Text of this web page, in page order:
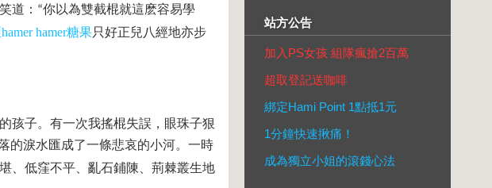
道： “你以為雙截棍就這麽容易學
hamer hamer糖果只好正兒八經地亦步
孩子。有一次我搖棍失誤，眼珠子狠
的淚水匯成了一條悲哀的小河。一時
、低窪不平、亂石鋪陳、荊棘叢生地
站方公告
加入PS女孩 組隊瘋搶2百萬
超取登記送咖啡
綁定Hami Point 1點抵1元
1分鐘快速揪痛！
成為獨立小姐的滾錢心法